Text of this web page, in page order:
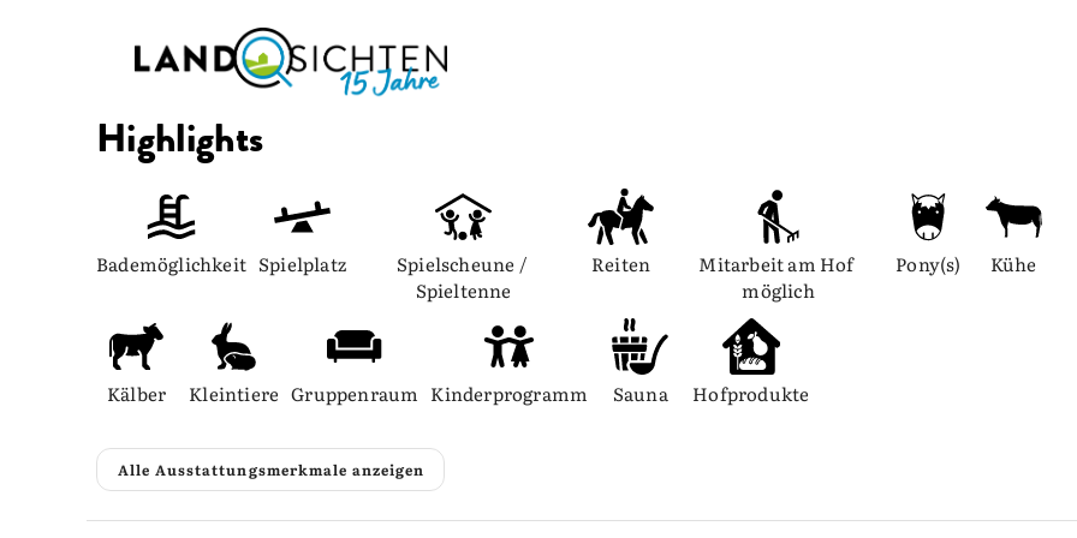
Highlights
Bademöglichkeit Spielplatz
Spielscheune /
Spieltenne
Reiten
Mitarbeit am Hof
möglich
Pony(s) Kühe
Kälber Kleintiere Gruppenraum Kinderprogramm Sauna Hofprodukte
Alle Ausstattungsmerkmale anzeigen